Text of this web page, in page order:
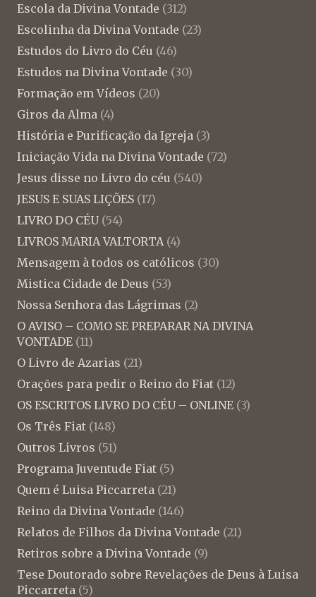
Escola da Divina Vontade (312)
Escolinha da Divina Vontade (23)
Estudos do Livro do Céu (46)
Estudos na Divina Vontade (30)
Formação em Vídeos (20)
Giros da Alma (4)
História e Purificação da Igreja (3)
Iniciação Vida na Divina Vontade (72)
Jesus disse no Livro do céu (540)
JESUS E SUAS LIÇÕES (17)
LIVRO DO CÉU (54)
LIVROS MARIA VALTORTA (4)
Mensagem à todos os católicos (30)
Mistica Cidade de Deus (53)
Nossa Senhora das Lágrimas (2)
O AVISO – COMO SE PREPARAR NA DIVINA
VONTADE (11)
O Livro de Azarias (21)
Orações para pedir o Reino do Fiat (12)
OS ESCRITOS LIVRO DO CÉU – ONLINE (3)
Os Três Fiat (148)
Outros Livros (51)
Programa Juventude Fiat (5)
Quem é Luisa Piccarreta (21)
Reino da Divina Vontade (146)
Relatos de Filhos da Divina Vontade (21)
Retiros sobre a Divina Vontade (9)
Tese Doutorado sobre Revelações de Deus à Luisa
Piccarreta (5)